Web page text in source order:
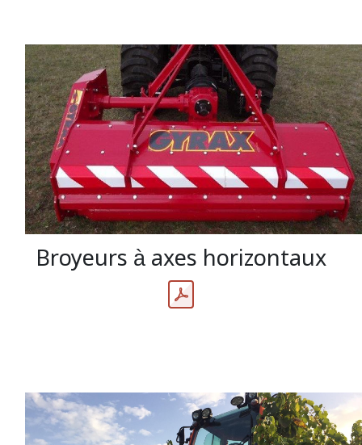
Broyeurs à axes horizontaux